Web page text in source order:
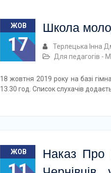
ЖОВ
17
Школа
Терлецька Інна
Для педагогів -
18 жовтня 2019 року на базі
13.30 год. Список слухачів
ЖОВ
Наказ Про